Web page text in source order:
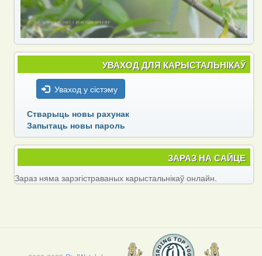
УВАХОД ДЛЯ КАРЫСТАЛЬНІКАЎ
Уваход у сістэму
Стварыць новы рахунак
Запытаць новы пароль
ЗАРАЗ НА САЙЦЕ
Зараз няма зарэгістраваных карыстальнікаў онлайн.